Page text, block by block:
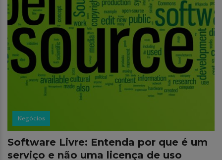
Negócios
Software Livre: Entenda por que é um
serviço e não uma licença de uso